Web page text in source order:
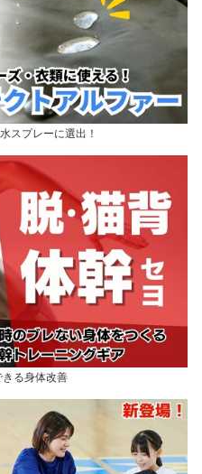
スプレーに選出！
る身体改善